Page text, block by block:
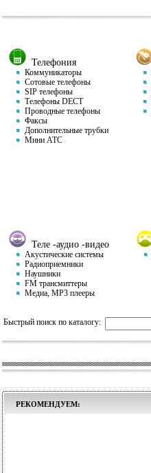
Телефония
Коммуникаторы
Сотовые телефоны
SIP телефоны
Телефоны DECT
Проводные телефоны
Факсы
Дополнительные трубки
Мини АТС
Теле -аудио -видео
Акустические системы
Радиоприемники
Наушники
FM трансмиттеры
Медиа, MP3 плееры
Быстрый поиск по каталогу:
РЕКОМЕНДУЕМ: